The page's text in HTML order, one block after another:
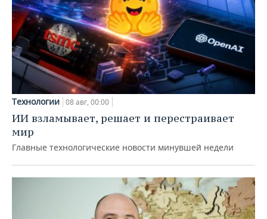
Технологии 08 авг, 00:00
ИИ взламывает, решает и перестраивает
мир
Главные технологические новости минувшей недели